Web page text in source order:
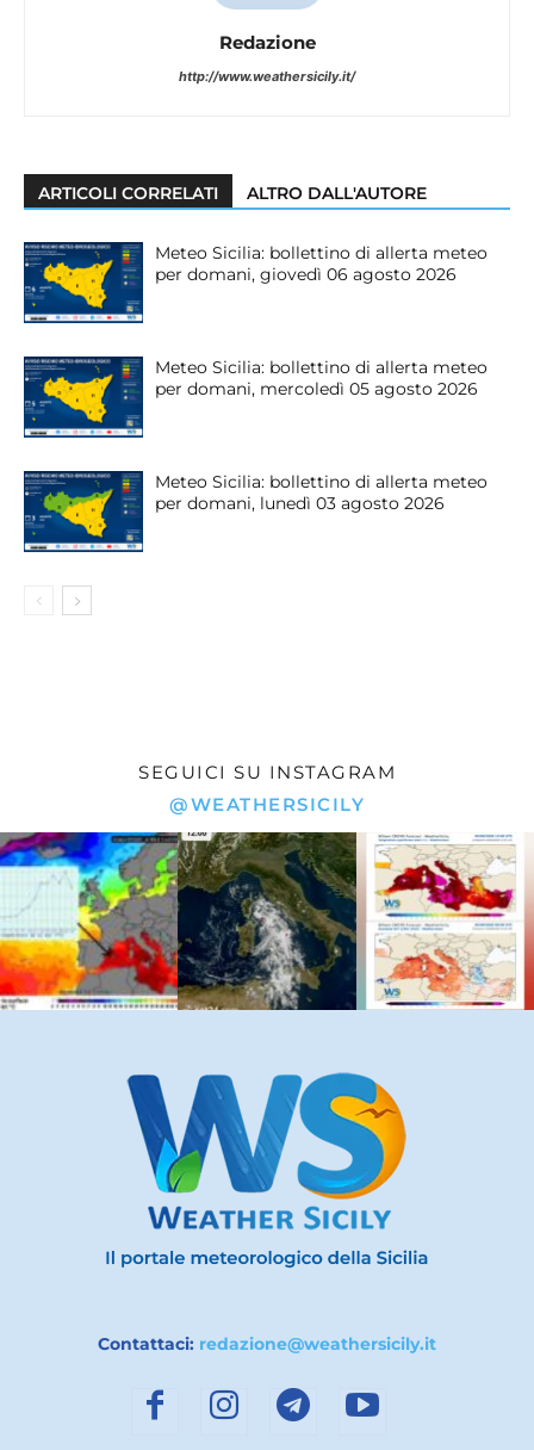
Redazione
http://www.weathersicily.it/
ARTICOLI CORRELATI ALTRO DALL'AUTORE
Meteo Sicilia: bollettino di allerta meteo
per domani, giovedì 06 agosto 2026
Meteo Sicilia: bollettino di allerta meteo
per domani, mercoledì 05 agosto 2026
Meteo Sicilia: bollettino di allerta meteo
per domani, lunedì 03 agosto 2026
SEGUICI SU INSTAGRAM
@WEATHERSICILY
Contattaci: redazione@weathersicily.it